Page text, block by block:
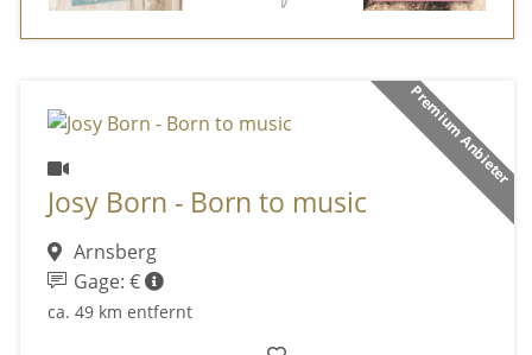
Premium Anbieter
Josy Born - Born to music
Arnsberg
Gage: €
ca. 49 km entfernt